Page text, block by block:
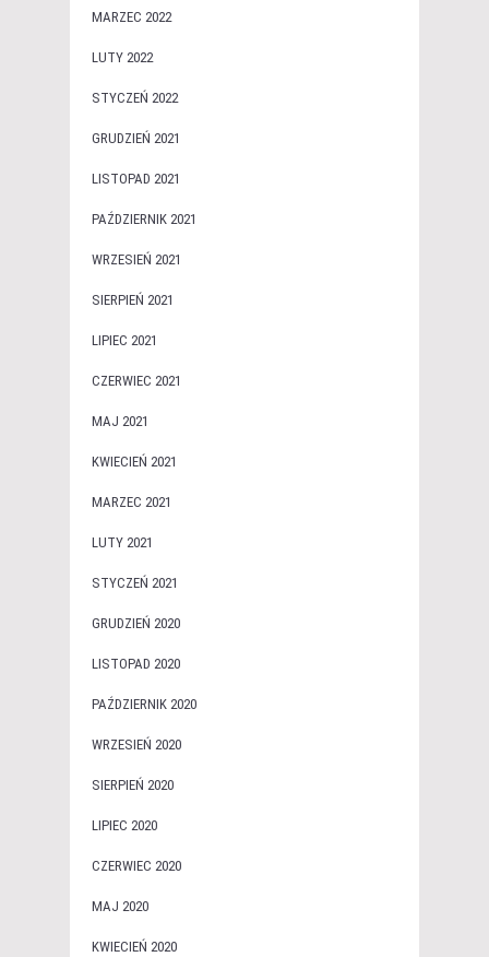
MARZEC 2022
LUTY 2022
STYCZEŃ 2022
GRUDZIEŃ 2021
LISTOPAD 2021
PAŹDZIERNIK 2021
WRZESIEŃ 2021
SIERPIEŃ 2021
LIPIEC 2021
CZERWIEC 2021
MAJ 2021
KWIECIEŃ 2021
MARZEC 2021
LUTY 2021
STYCZEŃ 2021
GRUDZIEŃ 2020
LISTOPAD 2020
PAŹDZIERNIK 2020
WRZESIEŃ 2020
SIERPIEŃ 2020
LIPIEC 2020
CZERWIEC 2020
MAJ 2020
KWIECIEŃ 2020